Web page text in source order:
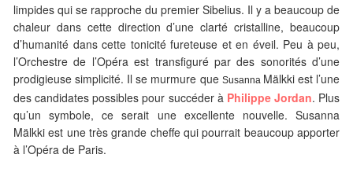
limpides qui se rapproche du premier Sibelius. Il y a beaucoup de
chaleur dans cette direction d’une clarté cristalline, beaucoup
d’humanité dans cette tonicité fureteuse et en éveil. Peu à peu,
l’Orchestre de l’Opéra est transfiguré par des sonorités d’une
prodigieuse simplicité. Il se murmure que Susanna Mälkki est l’une
des candidates possibles pour succéder à Philippe Jordan. Plus
qu’un symbole, ce serait une excellente nouvelle. Susanna
Mälkki est une très grande cheffe qui pourrait beaucoup apporter
à l’Opéra de Paris.